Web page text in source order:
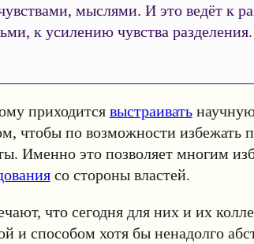
мыслями. И это ведёт к
к усилению чувства разделения.
приходится выстраивать
чтобы по возможности избежать
Именно это позволяет многим
со стороны властей.
что сегодня для них и их
и способом хотя бы ненадолго